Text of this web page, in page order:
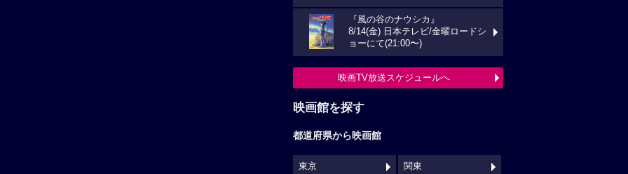
『風の谷のナウシカ』
8/14(金) 日本テレビ/金曜ロードシ
ョーにて(21:00〜)
映画TV放送スケジュールへ
映画館を探す
都道府県から映画館
東京 関東